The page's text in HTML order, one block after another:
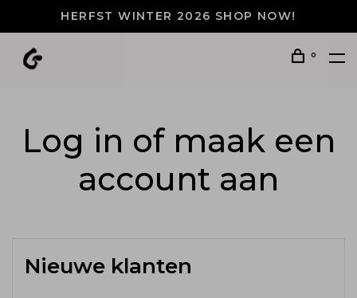
HERFST WINTER 2026 SHOP NOW!
0
Log in of maak een
account aan
Nieuwe klanten